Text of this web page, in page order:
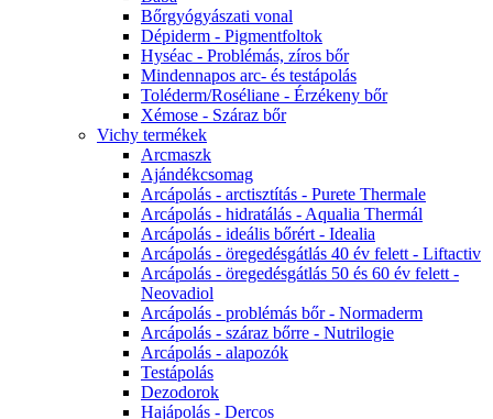
Bőrgyógyászati vonal
Dépiderm - Pigmentfoltok
Hyséac - Problémás, zíros bőr
Mindennapos arc- és testápolás
Toléderm/Roséliane - Érzékeny bőr
Xémose - Száraz bőr
Vichy termékek
Arcmaszk
Ajándékcsomag
Arcápolás - arctisztítás - Purete Thermale
Arcápolás - hidratálás - Aqualia Thermál
Arcápolás - ideális bőrért - Idealia
Arcápolás - öregedésgátlás 40 év felett - Liftactiv
Arcápolás - öregedésgátlás 50 és 60 év felett -
Neovadiol
Arcápolás - problémás bőr - Normaderm
Arcápolás - száraz bőrre - Nutrilogie
Arcápolás - alapozók
Testápolás
Dezodorok
Hajápolás - Dercos